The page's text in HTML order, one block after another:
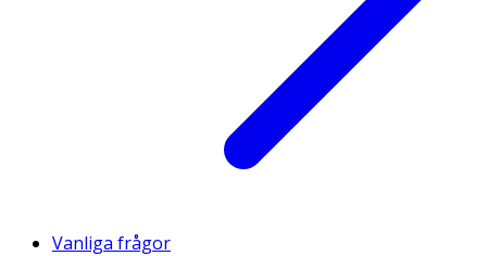
Vanliga frågor